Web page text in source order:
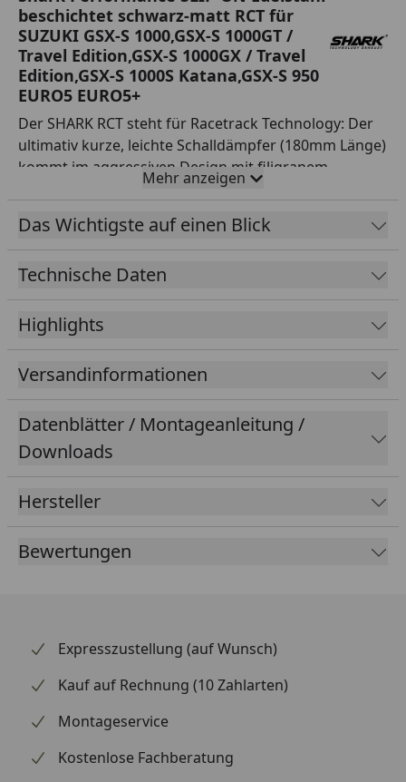
beschichtet schwarz-matt RCT für
SUZUKI GSX-S 1000,GSX-S 1000GT /
Travel Edition,GSX-S 1000GX / Travel
Edition,GSX-S 1000S Katana,GSX-S 950
EURO5 EURO5+
Der SHARK RCT steht für Racetrack Technology: Der
ultimativ kurze, leichte Schalldämpfer (180mm Länge)
kommt im aggressiven Design mit filigranem
Racegitter - vom Racetrack direkt auf die Straße. Der
hochwertigem Edelstahl handmade in schwarzer
Ausführung gefertigt. Kerniger, aggressiver Sound
und optimale Leistung sind beim SHARK RCT
Programm. Die Montage erfolgt mit einem
angeschweißten Halter. Mit EG/BE.
Mehr anzeigen
Das Wichtigste auf einen Blick
Technische Daten
Highlights
Versandinformationen
Datenblätter / Montageanleitung /
Downloads
Hersteller
Bewertungen
Expresszustellung (auf Wunsch)
Kauf auf Rechnung (10 Zahlarten)
Montageservice
Kostenlose Fachberatung